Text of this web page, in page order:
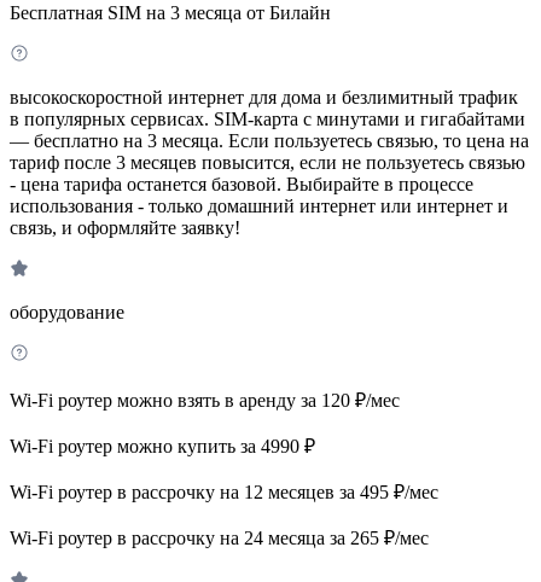
Бесплатная SIM на 3 месяца от Билайн
высокоскоростной интернет для дома и безлимитный трафик
в популярных сервисах. SIM-карта с минутами и гигабайтами
— бесплатно на 3 месяца. Если пользуетесь связью, то цена на
тариф после 3 месяцев повысится, если не пользуетесь связью
- цена тарифа останется базовой. Выбирайте в процессе
использования - только домашний интернет или интернет и
связь, и оформляйте заявку!
оборудование
Wi-Fi роутер можно взять в аренду за 120 ₽/мес
Wi-Fi роутер можно купить за 4990 ₽
Wi-Fi роутер в рассрочку на 12 месяцев за 495 ₽/мес
Wi-Fi роутер в рассрочку на 24 месяца за 265 ₽/мес